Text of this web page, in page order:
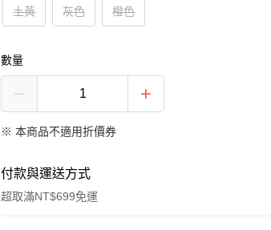
土黃 灰色 橙色
數量
※ 本商品不適用折價券
付款與運送方式
超取滿NT$699免運